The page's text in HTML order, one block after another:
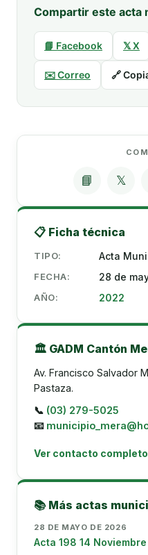
Compartir este acta
📘 Facebook 𝕏 X
✉️ Correo 🔗
📘 𝕏
📋 Ficha técnica
TIPO: Acta
FECHA: 28 de
AÑO: 2022
🏛️ GADM Cantón
Av. Francisco Salvador
Pastaza.
📞 (03) 279-5025
📧
Ver contacto
📚 Más actas
28 DE MAYO DE 2026
Acta 198 14